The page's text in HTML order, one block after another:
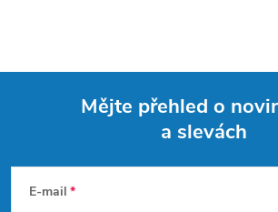
Mějte přehled o
a slevách
E-mail